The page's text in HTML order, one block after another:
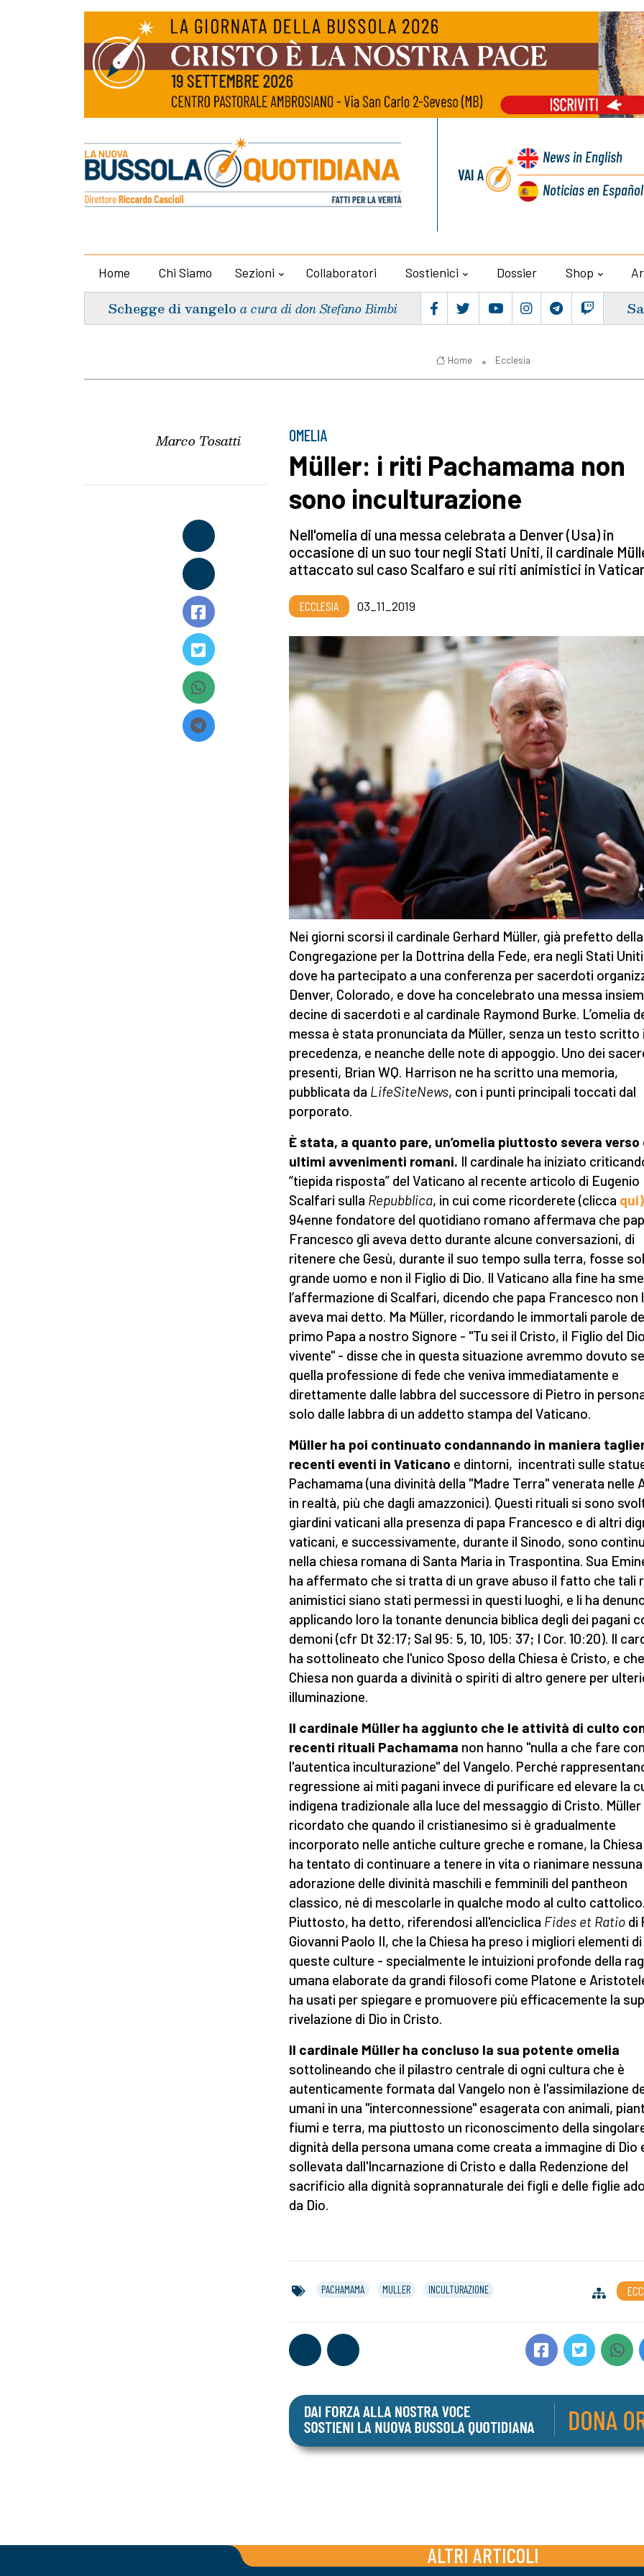
VAI A
Newsin English
Noticiasen Español
Home Chi Siamo Sezioni Collaboratori Sostienici Dossier Shop
Schegge di vangelo a cura di don Stefano Bimbi
Home Ecclesia
Marco Tosatti OMELIA
Müller: i riti Pachamama non
sono inculturazione
Nell'omelia di una messa celebrata a Denver (Usa) in
occasione di un suo tour negli Stati Uniti, il cardinale
attaccato sul caso Scalfaro e sui riti animistici in
ECCLESIA 03_11_2019
Nei giorni scorsi il cardinale Gerhard Müller, già prefetto della
Congregazione per la Dottrina della Fede, era negli Stati
dove ha partecipato a una conferenza per sacerdoti
Denver, Colorado, e dove ha concelebrato una messa
decine di sacerdoti e al cardinale Raymond Burke. L’omelia
messa è stata pronunciata da Müller, senza un testo scritto
precedenza, e neanche delle note di appoggio. Uno dei
presenti, Brian WQ. Harrison ne ha scritto una memoria,
pubblicata da LifeSiteNews, con i punti principali toccati dal
porporato.
È stata, a quanto pare, un’omelia piuttosto severa verso
ultimi avvenimenti romani. Il cardinale ha iniziato
“tiepida risposta” del Vaticano al recente articolo di Eugenio
Scalfari sulla Repubblica, in cui come ricorderete (clicca qui)
94enne fondatore del quotidiano romano affermava che
Francesco gli aveva detto durante alcune conversazioni, di
ritenere che Gesù, durante il suo tempo sulla terra, fosse
grande uomo e non il Figlio di Dio. Il Vaticano alla fine ha
l’affermazione di Scalfari, dicendo che papa Francesco non
aveva mai detto. Ma Müller, ricordando le immortali parole
primo Papa a nostro Signore - "Tu sei il Cristo, il Figlio del
vivente" - disse che in questa situazione avremmo dovuto
quella professione di fede che veniva immediatamente e
direttamente dalle labbra del successore di Pietro in
solo dalle labbra di un addetto stampa del Vaticano.
Müller ha poi continuato condannando in maniera
recenti eventi in Vaticano e dintorni, incentrati sulle
Pachamama (una divinità della "Madre Terra" venerata nelle
in realtà, più che dagli amazzonici). Questi rituali si sono
giardini vaticani alla presenza di papa Francesco e di altri
vaticani, e successivamente, durante il Sinodo, sono
nella chiesa romana di Santa Maria in Traspontina. Sua
ha affermato che si tratta di un grave abuso il fatto che tali
animistici siano stati permessi in questi luoghi, e li ha
applicando loro la tonante denuncia biblica degli dei pagani
demoni (cfr Dt 32:17; Sal 95: 5, 10, 105: 37; I Cor. 10:20). Il
ha sottolineato che l'unico Sposo della Chiesa è Cristo, e
Chiesa non guarda a divinità o spiriti di altro genere per
illuminazione.
Il cardinale Müller ha aggiunto che le attività di culto
recenti rituali Pachamama non hanno "nulla a che fare
l'autentica inculturazione" del Vangelo. Perché
regressione ai miti pagani invece di purificare ed elevare la
indigena tradizionale alla luce del messaggio di Cristo. Müller
ricordato che quando il cristianesimo si è gradualmente
incorporato nelle antiche culture greche e romane, la
ha tentato di continuare a tenere in vita o rianimare nessuna
adorazione delle divinità maschili e femminili del pantheon
classico, né di mescolarle in qualche modo al culto
Piuttosto, ha detto, riferendosi all'enciclica Fides et Ratio di
Giovanni Paolo II, che la Chiesa ha preso i migliori elementi di
queste culture - specialmente le intuizioni profonde della
umana elaborate da grandi filosofi come Platone e
ha usati per spiegare e promuovere più efficacemente la
rivelazione di Dio in Cristo.
Il cardinale Müller ha concluso la sua potente omelia
sottolineando che il pilastro centrale di ogni cultura che è
autenticamente formata dal Vangelo non è l'assimilazione
umani in una "interconnessione" esagerata con animali,
fiumi e terra, ma piuttosto un riconoscimento della
dignità della persona umana come creata a immagine di Dio
sollevata dall'Incarnazione di Cristo e dalla Redenzione del
sacrificio alla dignità soprannaturale dei figli e delle figlie
da Dio.
PACHAMAMA MULLER INCULTURAZIONE
ALTRI ARTICOLI